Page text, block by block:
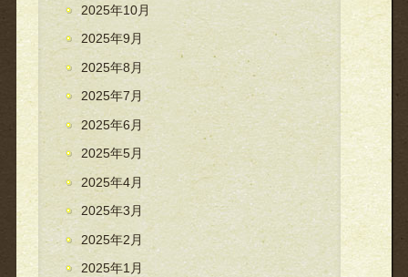
2025年10月
2025年9月
2025年8月
2025年7月
2025年6月
2025年5月
2025年4月
2025年3月
2025年2月
2025年1月